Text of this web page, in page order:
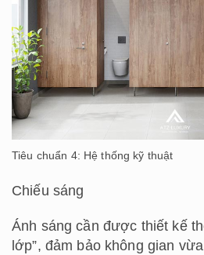
Tiêu chuẩn 4: Hệ thống kỹ thuật
Chiếu sáng
Ánh sáng cần được thiết kế
lớp”, đảm bảo không gian